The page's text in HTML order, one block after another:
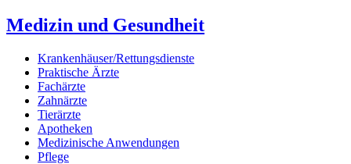
Medizin und Gesundheit
Krankenhäuser/Rettungsdienste
Praktische Ärzte
Fachärzte
Zahnärzte
Tierärzte
Apotheken
Medizinische Anwendungen
Pflege